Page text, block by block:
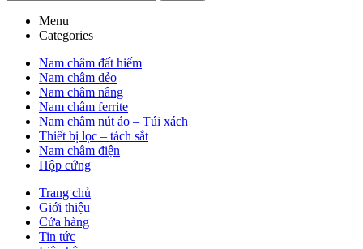
Menu
Categories
Nam châm đất hiếm
Nam châm dẻo
Nam châm nâng
Nam châm ferrite
Nam châm nút áo – Túi xách
Thiết bị lọc – tách sắt
Nam châm điện
Hộp cứng
Trang chủ
Giới thiệu
Cửa hàng
Tin tức